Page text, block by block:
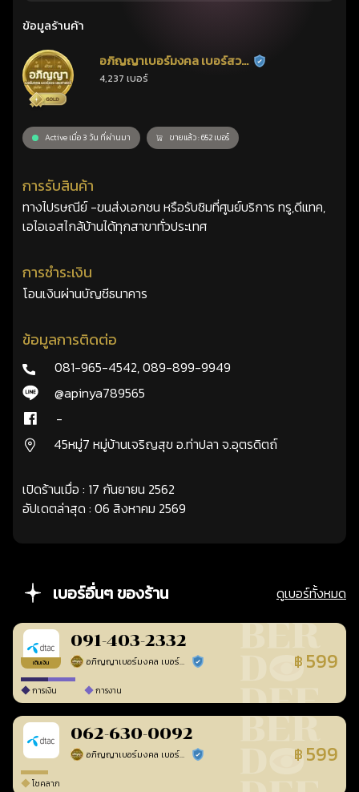
ข้อมูลร้านค้า
อภิญญาเบอร์มงคล เบอร์สวย
เลขศาสตร์
ร้านยืนยันแล้ว
4,237 เบอร์
Active เมื่อ 3 วัน ที่ผ่านมา ขายแล้ว : 652 เบอร์
การรับสินค้า
ทางไปรษณีย์ -ขนส่งเอกชน หรือรับซิมที่ศูนย์บริการ ทรู,ดีแทค,
เอไอเอสไกล้บ้านได้ทุกสาขาทั่วประเทศ
การชำระเงิน
โอนเงินผ่านบัญชีธนาคาร
ข้อมูลการติดต่อ
081-965-4542,089-899-9949
@apinya789565
-
45หมู่7 หมู่บ้านเจริญสุข อ.ท่าปลา จ.อุตรดิตถ์
เปิดร้านเมื่อ : 17 กันยายน 2562
อัปเดตล่าสุด : 06 สิงหาคม 2569
เบอร์อื่นๆ ของร้าน ดูเบอร์ทั้งหมด
เติมเงิน
091-403-2332
อภิญญาเบอร์มงคล เบอร์สวยเลขศาสตร์ ร้านยืนยันแล้ว ฿ 599
การเงิน การงาน
062-630-0092
อภิญญาเบอร์มงคล เบอร์สวยเลขศาสตร์ ร้านยืนยันแล้ว ฿ 599
โชคลาภ